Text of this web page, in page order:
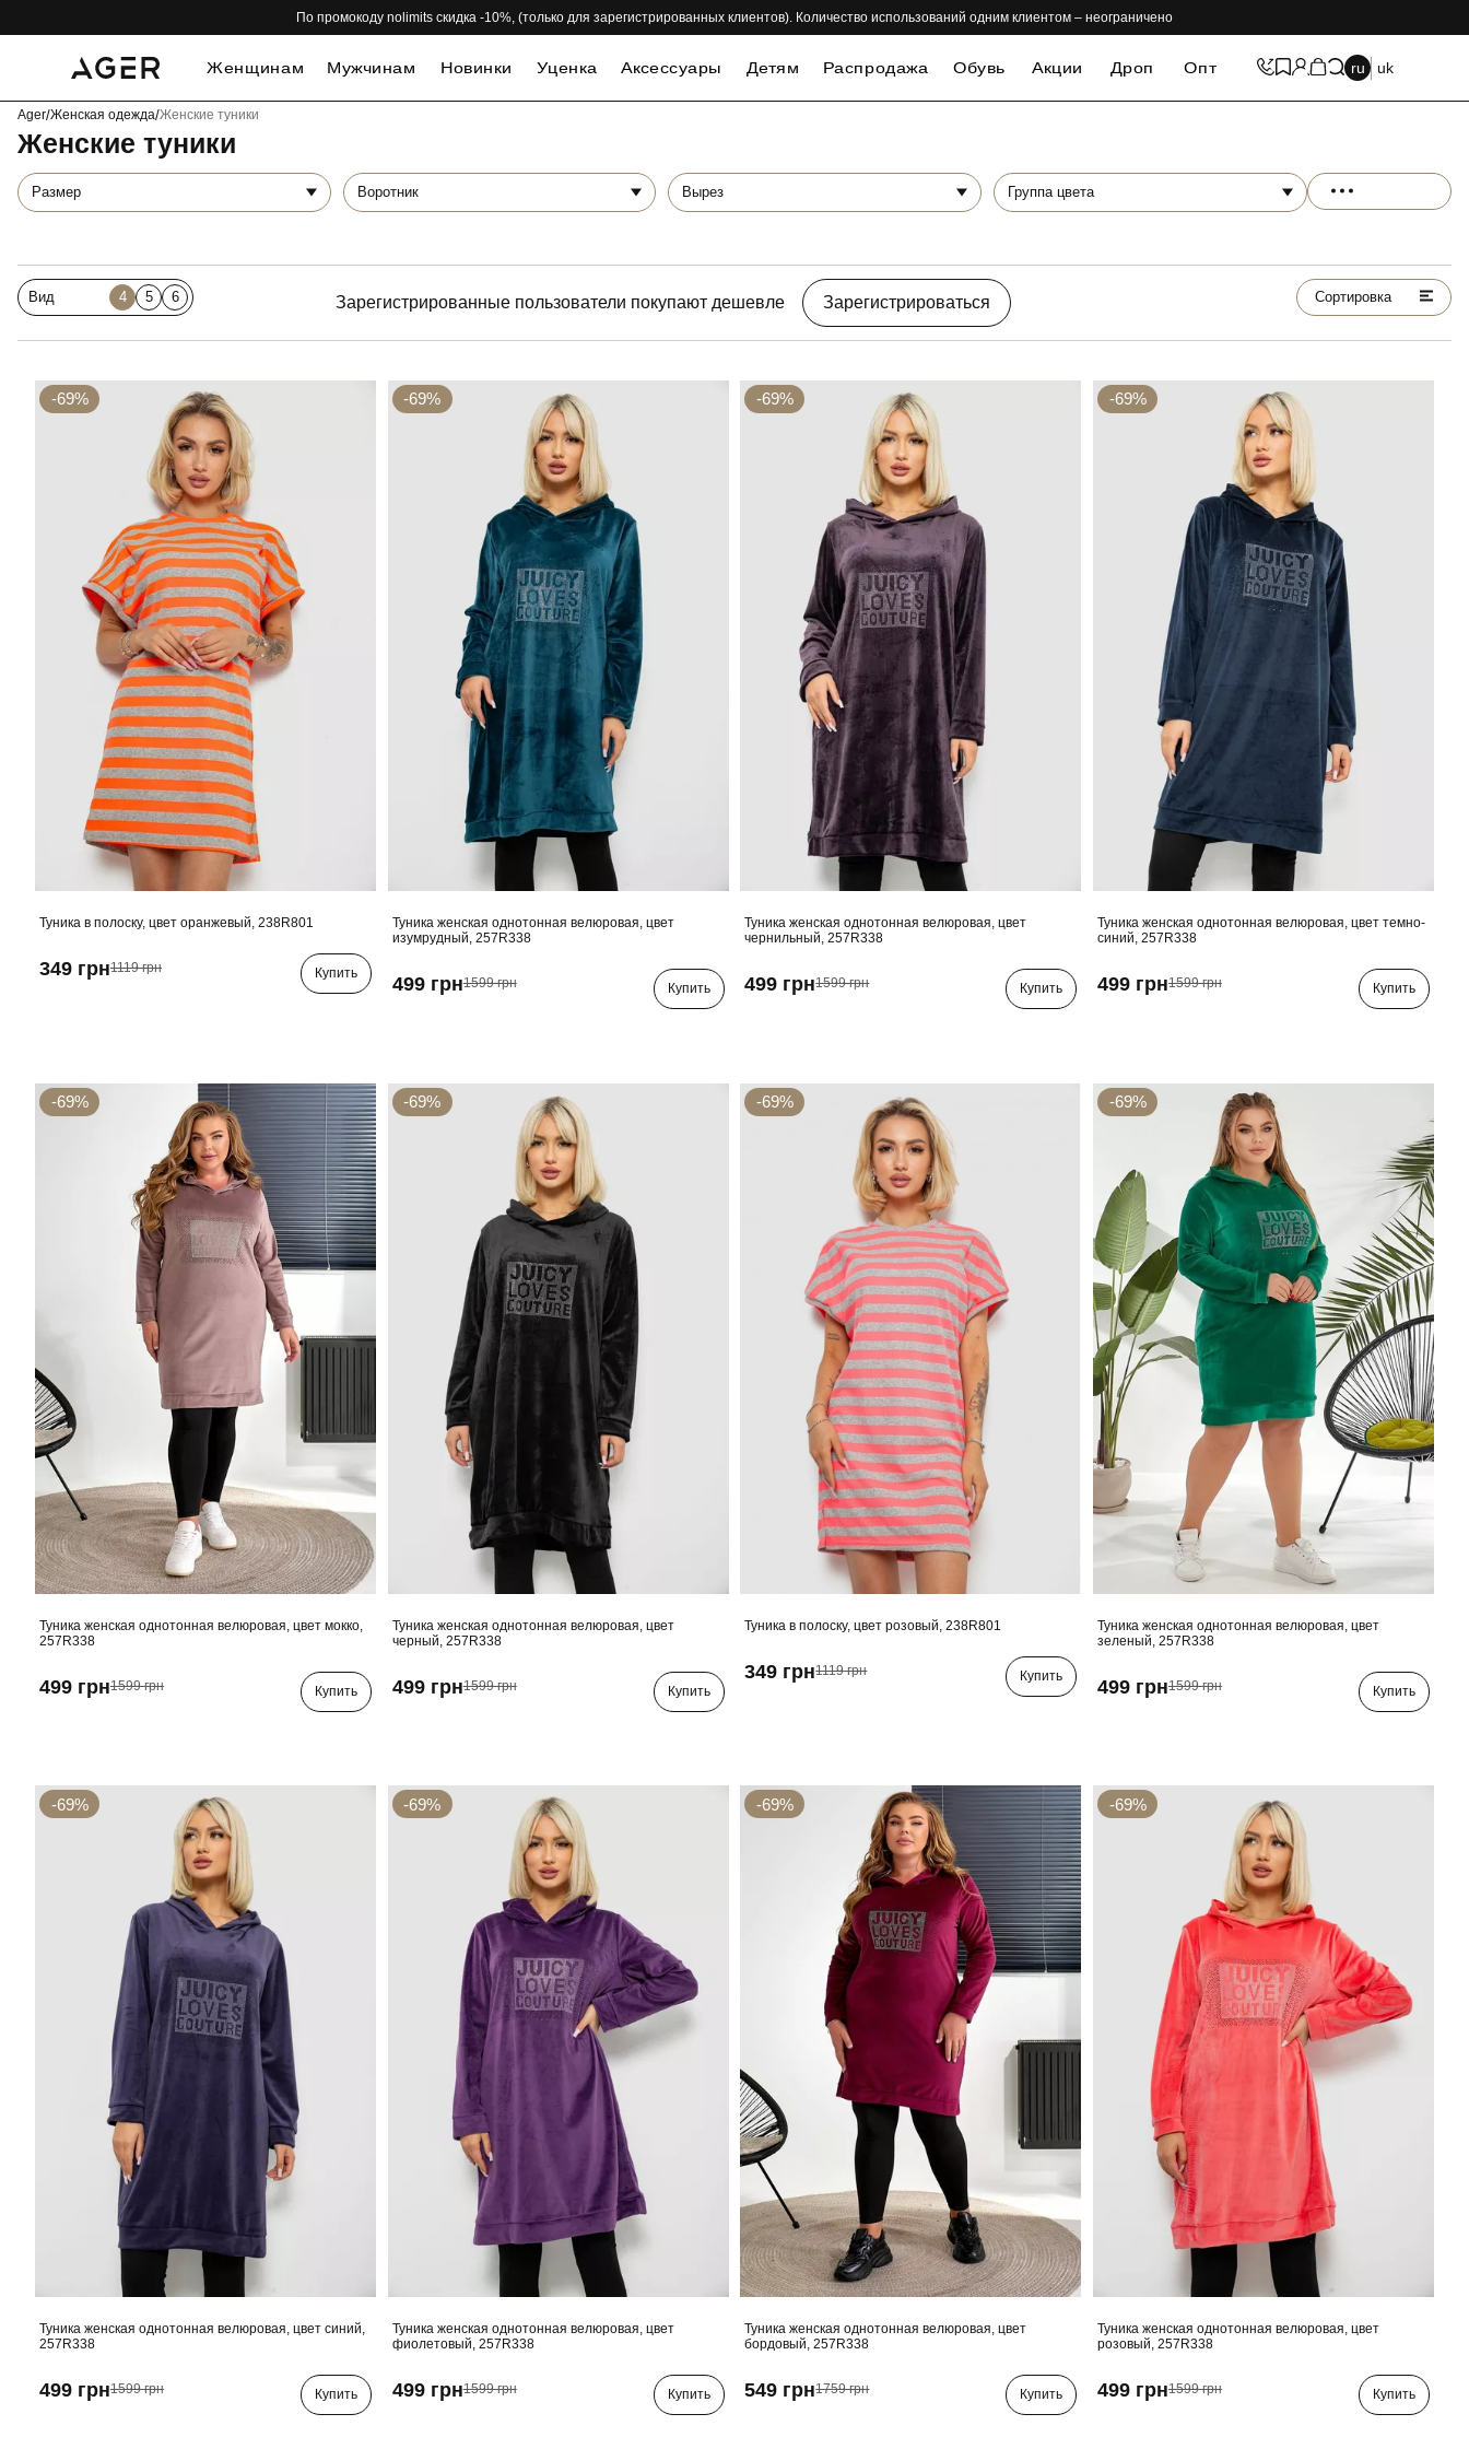
По промокоду nolimits скидка -10%, (только для зарегистрированных клиентов). Количество использований одним клиентом – неограничено
Женщинам Мужчинам Новинки Уценка Аксессуары Детям Распродажа Обувь Акции Дроп Опт ru uk
Ager/Женская одежда/Женские туники
Женские туники
Размер Воротник Вырез Группа цвета
Вид 4 5 6 Зарегистрированные пользователи покупают дешевле Зарегистрироваться Сортировка
-69%
Туника в полоску, цвет оранжевый, 238R801
349 грн1119 грн Купить
-69%
Туника женская однотонная велюровая, цвет
изумрудный, 257R338
499 грн1599 грн Купить
-69%
Туника женская однотонная велюровая, цвет
чернильный, 257R338
499 грн1599 грн Купить
-69%
Туника женская однотонная велюровая, цвет темно-
синий, 257R338
499 грн1599 грн Купить
-69%
Туника женская однотонная велюровая, цвет мокко,
257R338
499 грн1599 грн Купить
-69%
Туника женская однотонная велюровая, цвет
черный, 257R338
499 грн1599 грн Купить
-69%
Туника в полоску, цвет розовый, 238R801
349 грн1119 грн Купить
-69%
Туника женская однотонная велюровая, цвет
зеленый, 257R338
499 грн1599 грн Купить
-69%
Туника женская однотонная велюровая, цвет синий,
257R338
499 грн1599 грн Купить
-69%
Туника женская однотонная велюровая, цвет
фиолетовый, 257R338
499 грн1599 грн Купить
-69%
Туника женская однотонная велюровая, цвет
бордовый, 257R338
549 грн1759 грн Купить
-69%
Туника женская однотонная велюровая, цвет
розовый, 257R338
499 грн1599 грн Купить